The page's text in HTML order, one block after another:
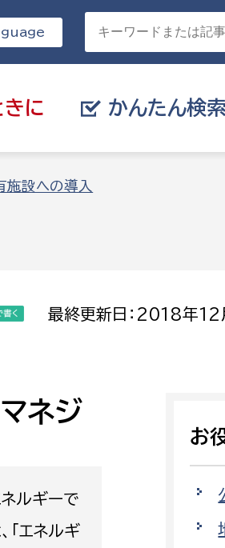
きに かんたん検索
証明書がほ
働きたい
課
課
課
環
施設への導入
最終更新日：2018年12
ネジ
ルギーで
エネルギ
お